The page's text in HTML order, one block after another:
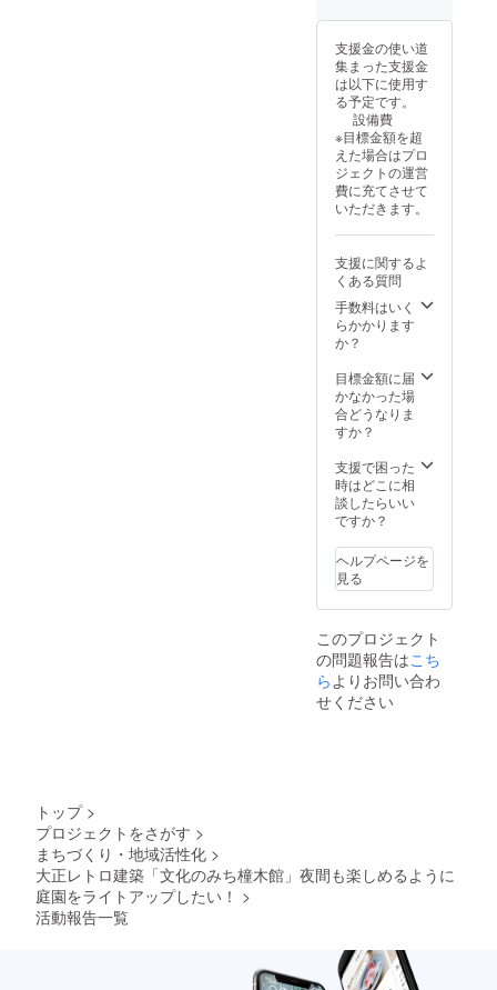
XL 身丈
65 68
71 74
身巾 47
50 53
56 肩巾
40 43
46 49
袖丈 19
20 21
22
ド
年1月4
日
~2025
年12月
28日有
効） ※
支援者
様との
連絡方
法：詳
細は
にて連
絡いた
しま
す。
年1月4
~2025
年12月
28日有
効） ※
支援者
様との
連絡方
法：詳
細は
メール
にて連
しま
す。 ・
オリジ
ナルT
シャツ
T or
しゅもT
から選
択） サ
サイズ
S M L
XL 身丈
65 68
身巾 47
50 53
56 肩巾
40 43
袖丈 19
20 21
22 ・1
日館長
就任
年3月31
日まで
ライト
アップ
支援金の使い道
集まった支援金
は以下に使用す
る予定です。
設備費
※目標金額を超
えた場合はプロ
ジェクトの運営
費に充てさせて
いただきます。
支援に関するよ
くある質問
手数料はいく
らかかります
か？
目標金額に届
かなかった場
合どうなりま
すか？
支援で困った
時はどこに相
談したらいい
ですか？
ヘルプページを
見る
このプロジェクト
の問題報告はこち
ら よりお問い合わ
せください
トップ >
プロジェクトをさがす >
まちづくり・地域活性化 >
大正レトロ建築「文化のみち橦木館」夜間も楽しめるように
庭園をライトアップしたい！ >
活動報告一覧